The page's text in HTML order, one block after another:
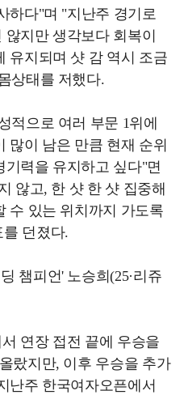
하다"며 "지난주 경기로
지만 생각보다 회복이
유지되며 샷 감 역시 조금
상태를 저했다.
적으로 여러 부문 1위에
많이 남은 만큼 현재 순위
력을 유지하고 싶다"면
않고, 한 샷 한 샷 집중해
수 있는 위치까지 가도록
던졌다.
챔피언' 노승희(25·리쥬
연장 접전 끝에 우승을
랐지만, 이후 우승을 추가
난주 한국여자오픈에서